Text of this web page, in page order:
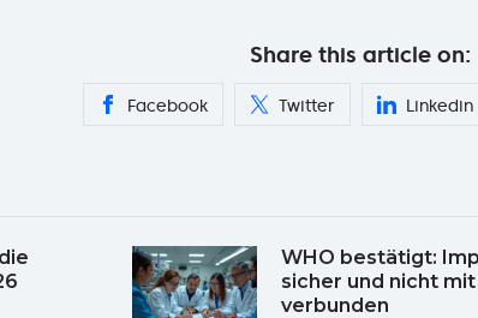
Share this article on:
Facebook Twitter Linkedin
WHO bestätigt:
sicher und nicht
verbunden